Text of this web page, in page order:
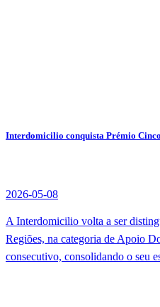
Interdomicilio conquista Prémio
2026-05-08
A Interdomicilio volta a ser
Regiões, na categoria de Apoio
consecutivo, consolidando o seu